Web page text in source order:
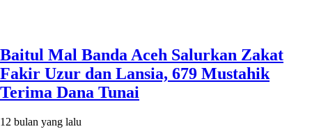
Baitul Mal Banda Aceh Salurkan Zakat
Fakir Uzur dan Lansia, 679 Mustahik
Terima Dana Tunai
12 bulan yang lalu